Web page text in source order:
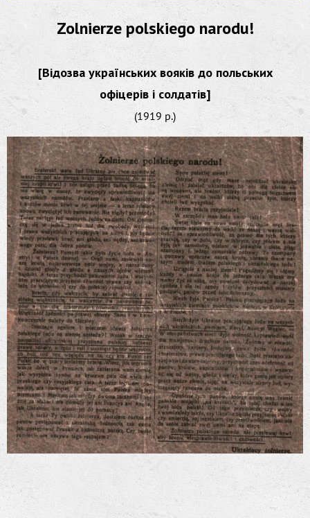
Zolnierze polskiego narodu!
[Відозва українських вояків до польських
офіцерів і солдатів]
(1919 р.)